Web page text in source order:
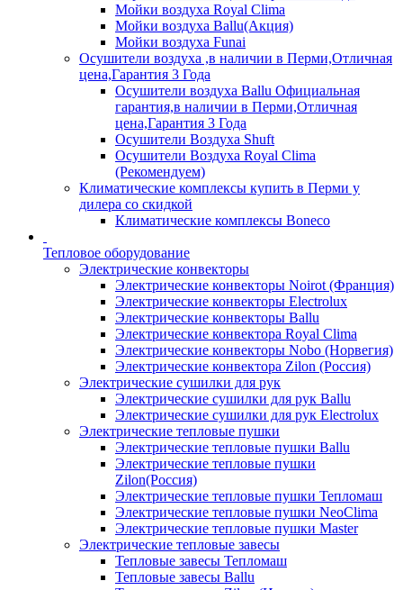
Мойки воздуха Royal Clima
Мойки воздуха Ballu(Акция)
Мойки воздуха Funai
Осушители воздуха ,в наличии в Перми,Отличная
цена,Гарантия 3 Года
Осушители воздуха Ballu Официальная
гарантия,в наличии в Перми,Отличная
цена,Гарантия 3 Года
Осушители Воздуха Shuft
Осушители Воздуха Royal Clima
(Рекомендуем)
Климатические комплексы купить в Перми у
дилера со скидкой
Климатические комплексы Boneсo
Тепловое оборудование
Электрические конвекторы
Электрические конвекторы Noirot (Франция)
Электрические конвекторы Electrolux
Электрические конвекторы Ballu
Электрические конвектора Royal Clima
Электрические конвекторы Nobo (Норвегия)
Электрические конвектора Zilon (Россия)
Электрические сушилки для рук
Электрические сушилки для рук Ballu
Электрические сушилки для рук Electrolux
Электрические тепловые пушки
Электрические тепловые пушки Ballu
Электрические тепловые пушки
Zilon(Россия)
Электрические тепловые пушки Тепломаш
Электрические тепловые пушки NeoClima
Электрические тепловые пушки Master
Электрические тепловые завесы
Тепловые завесы Тепломаш
Тепловые завесы Ballu